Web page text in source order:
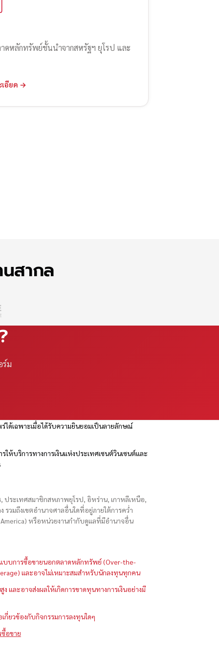
ดหลักทรัพย์ชั้นนำจากสหรัฐฯ ยุโรป และ
เอียด →
สากล
ร์ม
ได้เฉพาะเมื่อได้รับความยินยอมเป็นลายลักษณ์
ห้บริการทางการเงินแห่งประเทศเซนต์วินเซนต์และ
ประเทศสมาชิกสหภาพยุโรป, อิหร่าน, เกาหลีเหนือ,
รวมถึงเขตอำนาจศาลอื่นใดที่อยู่ภายใต้การคว่ำ
หรือหน่วยงานกำกับดูแลที่มีอำนาจอื่น
แบบการซื้อขายนอกตลาดหลักทรัพย์ (Over-the-
และอาจไม่เหมาะสมสำหรับนักลงทุนทุกคน
ง และอาจส่งผลให้เกิดการขาดทุนทางการเงินอย่างมี
กี่ยวข้องกับกิจกรรมการลงทุนใดๆ
ซื้อขาย